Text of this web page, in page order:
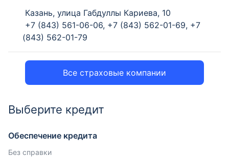
Все страховые компании
Казань, улица Габдуллы Кариева, 10
+7 (843) 561-06-06, +7 (843) 562-01-69, +7
(843) 562-01-79
Выберите кредит
Обеспечение кредита
Без справки